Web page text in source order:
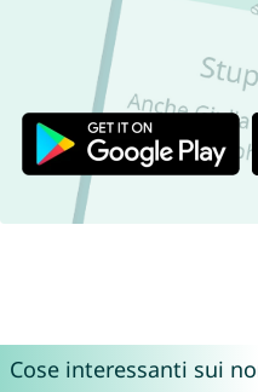
Cose interessanti sui